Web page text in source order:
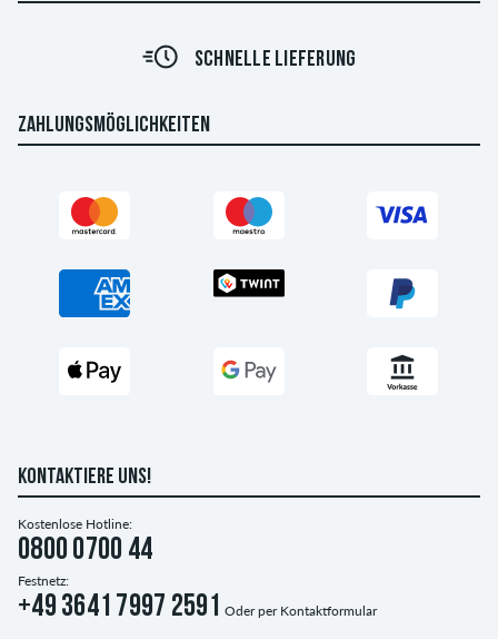
SCHNELLE LIEFERUNG
ZAHLUNGSMÖGLICHKEITEN
KONTAKTIERE UNS!
Kostenlose Hotline:
0800 0700 44
Festnetz:
+49 3641 7997 2591 Oder per Kontaktformular